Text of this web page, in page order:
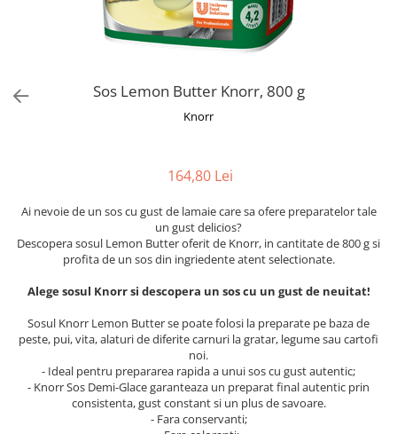
Sosuri si dressinguri
Siropuri si toppinguri
Faina, orez & alte alimente de baza
tartinabile
Chipsuri & Snaksuri
Conserve
Bauturi alcoolice
Chipsuri & Snacksuri
Bauturi Non-Alcoolice
Bauturi energizante
Dezinfectant toaleta
Odorizant toaleta
Detergent vase
Solutii suprafete bucatarie
Saci menajeri
Bureti vase si lavete
Prosoape de hartie si servetele
Vesela unica folosinta
Maturi, mopuri si galeti
Accesorii maturi, mopuri & galeti
Servetele umede antibacteriene
Lotiuni si creme de corp
Deodorante si antiperspirante
Ceara, benzi si creme depilatoare
Sampon de par
Balsam de par
Tratamente si masca de par
Vopsea de par si oxidant
Ceara de par si gel
Produse ingrijire barba si mustata
Igiena intima
Geluri si deodorante igiena intima
Tampoane si absorbante
Sos Lemon Butter Knorr, 800 g
Knorr
164,80 Lei
Ai nevoie de un sos cu gust de lamaie care sa ofere preparatelor tale
un gust delicios?
Descopera sosul Lemon Butter oferit de Knorr, in cantitate de 800 g si
profita de un sos din ingriedente atent selectionate.
Alege sosul Knorr si descopera un sos cu un gust de neuitat!
Sosul Knorr Lemon Butter se poate folosi la preparate pe baza de
peste, pui, vita, alaturi de diferite carnuri la gratar, legume sau cartofi
noi.
- Ideal pentru prepararea rapida a unui sos cu gust autentic;
- Knorr Sos Demi-Glace garanteaza un preparat final autentic prin
consistenta, gust constant si un plus de savoare.
- Fara conservanti;